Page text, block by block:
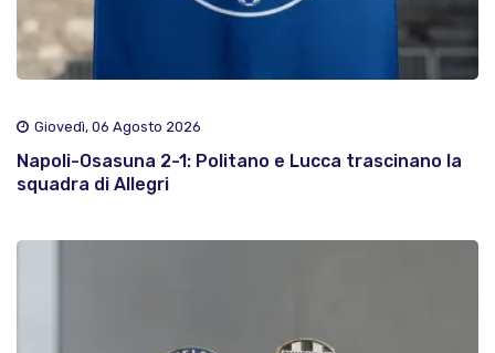
Giovedì, 06 Agosto 2026
Napoli-Osasuna 2-1: Politano e Lucca trascinano la
squadra di Allegri